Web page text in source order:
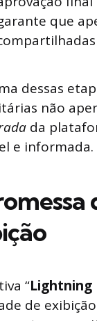
que
dessas
não
da
e informada.
“Lightning
de